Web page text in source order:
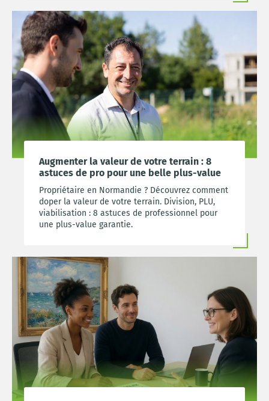
Augmenter la valeur de votre terrain : 8
astuces de pro pour une belle plus-value
Propriétaire en Normandie ? Découvrez comment
doper la valeur de votre terrain. Division, PLU,
viabilisation : 8 astuces de professionnel pour
une plus-value garantie.